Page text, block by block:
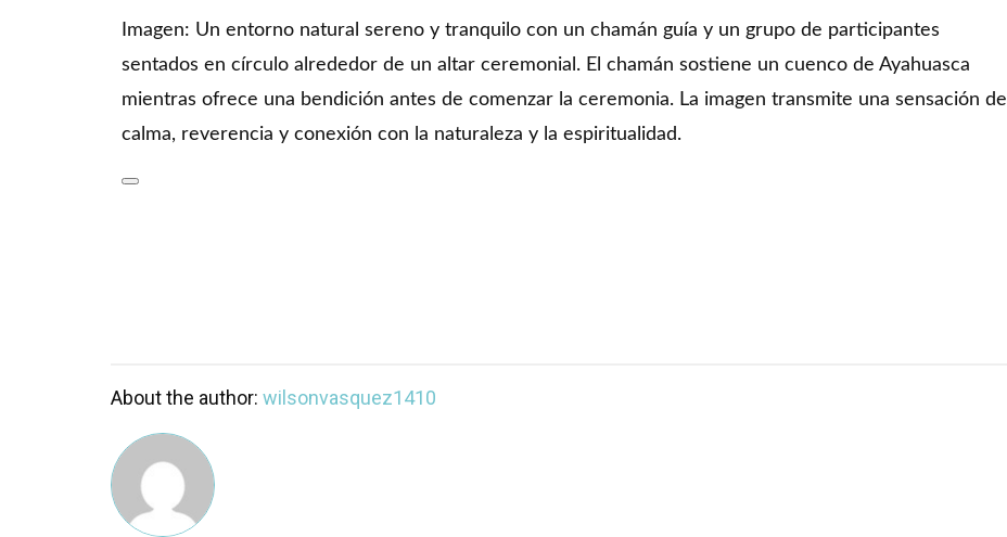
Imagen: Un entorno natural sereno y tranquilo con un chamán guía y un grupo de participantes
sentados en círculo alrededor de un altar ceremonial. El chamán sostiene un cuenco de Ayahuasca
mientras ofrece una bendición antes de comenzar la ceremonia. La imagen transmite una sensación de
calma, reverencia y conexión con la naturaleza y la espiritualidad.
About the author: wilsonvasquez1410